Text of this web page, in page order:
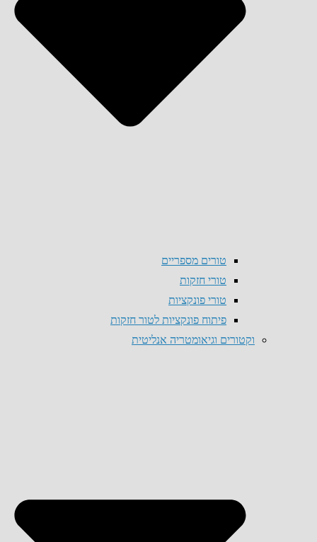
טורים מספריים
טורי חזקות
טורי פונקציות
פיתוח פונקציות לטור חזקות
וקטורים וגיאומטריה אנליטית